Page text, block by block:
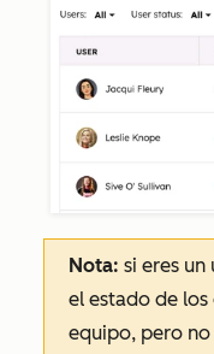
Nota: si eres
el estado de
equipo, pero